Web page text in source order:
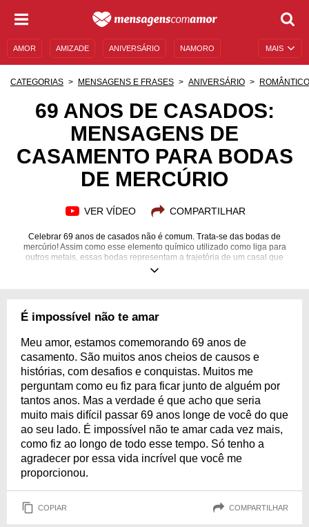
MAIS
AMOR AMIZADE ANIVERSÁRIO NAMORO
MENSAGENS E FRASES MENSAGENS DE ANIVERSÁRIO
ENTRETENIMENTO FAMOSOS BÍBLIA
CATEGORIAS MENSAGENS E FRASES ANIVERSÁRIO ROMÂNTICO
69 ANOS DE CASADOS:
MENSAGENS DE
CASAMENTO PARA BODAS
DE MERCÚRIO
VER VÍDEO COMPARTILHAR
Celebrar 69 anos de casados não é comum. Trata-se das bodas de
mercúrio! Assim como esse elemento químico utilizado como liga para
outros metais, essas bodas representam a trajetória de um casal que
consolidou muitos elos familiares e de amizade na vida a dois. Se este é
mensagem exclusiva para revelar o que há de maravilhoso na história
escrita por duas pessoas que confiam na força do amor e em quanto ele é
É impossível não te amar
Meu amor, estamos comemorando 69 anos de
casamento. São muitos anos cheios de causos e
histórias, com desafios e conquistas. Muitos me
perguntam como eu fiz para ficar junto de alguém por
tantos anos. Mas a verdade é que acho que seria
muito mais difícil passar 69 anos longe de você do que
ao seu lado. É impossível não te amar cada vez mais,
como fiz ao longo de todo esse tempo. Só tenho a
agradecer por essa vida incrível que você me
proporcionou.
COPIAR COMPARTILHAR